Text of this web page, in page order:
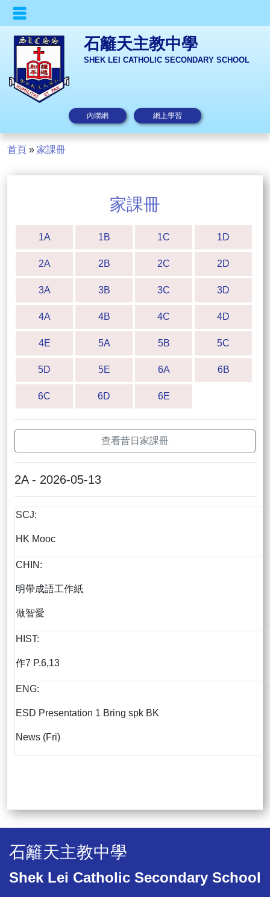
石籬天主教中學
SHEK LEI CATHOLIC SECONDARY SCHOOL
內聯網 網上學習
首頁 » 家課冊
家課冊
1A 1B 1C 1D
2A 2B 2C 2D
3A 3B 3C 3D
4A 4B 4C 4D
4E 5A 5B 5C
5D 5E 6A 6B
6C 6D 6E
查看昔日家課冊
2A - 2026-05-13
SCJ:
HK Mooc
CHIN:
明帶成語工作紙
做智愛
HIST:
作7 P.6,13
ENG:
ESD Presentation 1 Bring spk BK
News (Fri)
石籬天主教中學
Shek Lei Catholic Secondary School